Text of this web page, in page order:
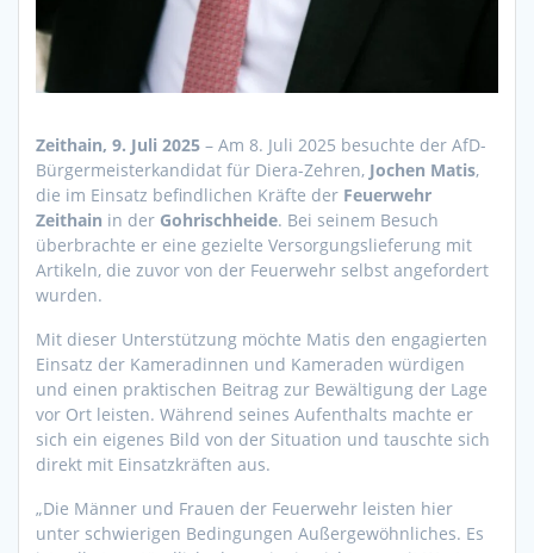
Zeithain, 9. Juli 2025 – Am 8. Juli 2025 besuchte der AfD-
Bürgermeisterkandidat für Diera-Zehren, Jochen Matis,
die im Einsatz befindlichen Kräfte der Feuerwehr
Zeithain in der Gohrischheide. Bei seinem Besuch
überbrachte er eine gezielte Versorgungslieferung mit
Artikeln, die zuvor von der Feuerwehr selbst angefordert
wurden.
Mit dieser Unterstützung möchte Matis den engagierten
Einsatz der Kameradinnen und Kameraden würdigen
und einen praktischen Beitrag zur Bewältigung der Lage
vor Ort leisten. Während seines Aufenthalts machte er
sich ein eigenes Bild von der Situation und tauschte sich
direkt mit Einsatzkräften aus.
„Die Männer und Frauen der Feuerwehr leisten hier
unter schwierigen Bedingungen Außergewöhnliches. Es